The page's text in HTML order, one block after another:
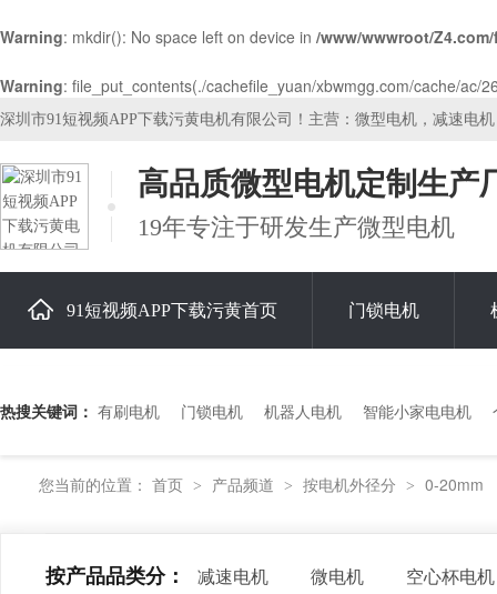
Warning: mkdir(): No space left on device in /www/wwwroot/
Warning: file_put_contents(./cachefile_yuan/xbwmgg.com/cache/
深圳市91短视频APP下载污黄电机有限公司！主营：微型电机，减速电
高品质微型电机定制生产
19年专注于研发生产微型电机
91短视频APP下载污黄首页 门锁电机
热搜关键词： 有刷电机 门锁电机 机器人电机 智能小家电电机
您当前的位置： 首页 > 产品频道 > 按电机外径分 > 0-20mm
按产品品类分： 减速电机 微电机 空心杯电机